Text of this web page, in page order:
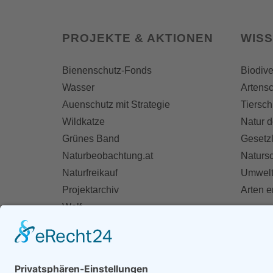
PROJEKTE & AKTIONEN
Bienenschutz-Fonds
Wasser
Auenschutz mit Strategie
Wildkatze
Grünes Band
Naturbeobachtung.at
Naturfreikauf
Projektarchiv
Wolf
Natur
Arten